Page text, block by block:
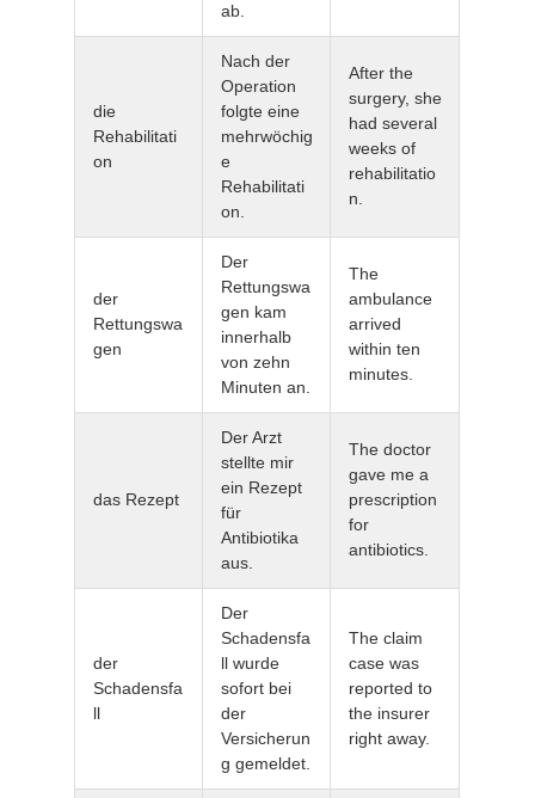
ab.
die
Rehabilitati
on
Nach der
Operation
folgte eine
mehrwöchig
e
Rehabilitati
on.
After the
surgery, she
had several
weeks of
rehabilitatio
n.
der
Rettungswa
gen
Der
Rettungswa
gen kam
innerhalb
von zehn
Minuten an.
The
ambulance
arrived
within ten
minutes.
das Rezept
Der Arzt
stellte mir
ein Rezept
für
Antibiotika
aus.
The doctor
gave me a
prescription
for
antibiotics.
der
Schadensfa
ll
Der
Schadensfa
ll wurde
sofort bei
der
Versicherun
g gemeldet.
The claim
case was
reported to
the insurer
right away.